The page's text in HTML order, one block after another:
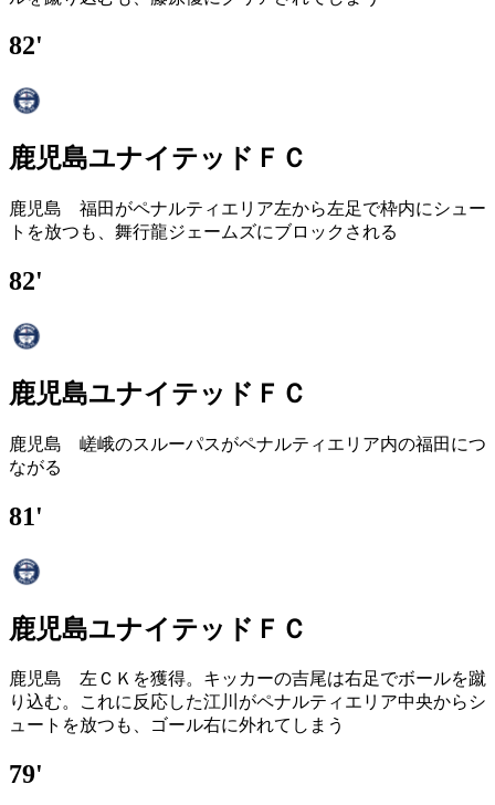
82'
鹿児島ユナイテッドＦＣ
鹿児島 福田がペナルティエリア左から左足で枠内にシュー
トを放つも、舞行龍ジェームズにブロックされる
82'
鹿児島ユナイテッドＦＣ
鹿児島 嵯峨のスルーパスがペナルティエリア内の福田につ
ながる
81'
鹿児島ユナイテッドＦＣ
鹿児島 左ＣＫを獲得。キッカーの吉尾は右足でボールを蹴
り込む。これに反応した江川がペナルティエリア中央からシ
ュートを放つも、ゴール右に外れてしまう
79'